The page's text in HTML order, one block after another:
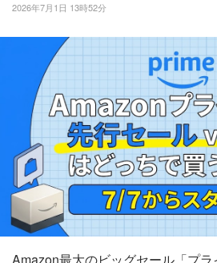
2026年7月1日 13時52分